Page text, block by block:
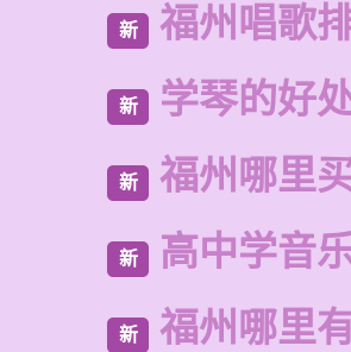
新 福州唱歌
新 学琴的好
新 福州哪里
新 高中学音
新 福州哪里